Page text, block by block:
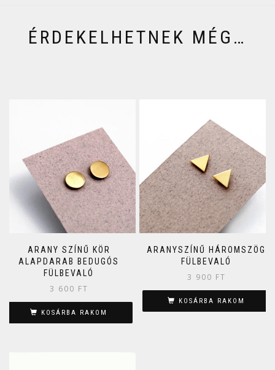
ÉRDEKELHETNEK MÉG…
ARANY SZÍNŰ KÖR
ALAPDARAB BEDUGÓS
FÜLBEVALÓ
3 600 FT
KOSÁRBA RAKOM
ARANYSZÍNŰ HÁROMSZÖG
FÜLBEVALÓ
3 900 FT
KOSÁRBA RAKOM